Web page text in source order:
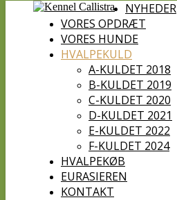
NYHEDER
VORES OPDRÆT
VORES HUNDE
HVALPEKULD
A-KULDET 2018
B-KULDET 2019
C-KULDET 2020
D-KULDET 2021
E-KULDET 2022
F-KULDET 2024
HVALPEKØB
EURASIEREN
KONTAKT